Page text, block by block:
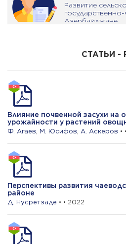
Развитие
Aзербайджане
Э. Зейналлы
Х. Халилов
Оценка влияния
среднегодовой
урожайность
СТАТЬИ -
Влияние почвенной засухи на
урожайности у растений
Ф. Агаев, М. Юсифов, А. Аскеров •
Перспективы развития
районе
Д. Нусретзаде • • 2022